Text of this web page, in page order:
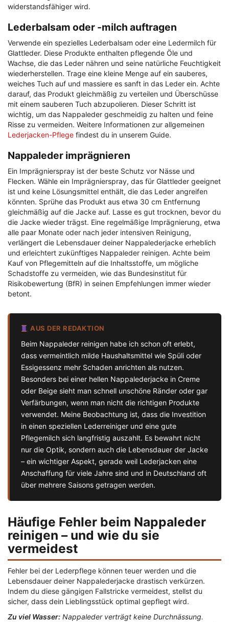
widerstandsfähiger wird.
Lederbalsam oder -milch auftragen
Verwende ein spezielles Lederbalsam oder eine Ledermilch für
Glattleder. Diese Produkte enthalten pflegende Öle und
Wachse, die das Leder nähren und seine natürliche Feuchtigkeit
wiederherstellen. Trage eine kleine Menge auf ein sauberes,
weiches Tuch auf und massiere es sanft in das Leder ein. Achte
darauf, das Produkt gleichmäßig zu verteilen und Überschüsse
mit einem sauberen Tuch abzupolieren. Dieser Schritt ist
wichtig, um das Nappaleder geschmeidig zu halten und feine
Risse zu vermeiden. Weitere Informationen zur allgemeinen
Lederjacken-Pflege findest du in unserem Guide.
Nappaleder imprägnieren
Ein Imprägnierspray ist der beste Schutz vor Nässe und
Flecken. Wähle ein Imprägnierspray, das für Glattleder geeignet
ist und keine Lösungsmittel enthält, die das Leder angreifen
könnten. Sprühe das Produkt aus etwa 30 cm Entfernung
gleichmäßig auf die Jacke auf. Lasse es gut trocknen, bevor du
die Jacke wieder trägst. Eine regelmäßige Imprägnierung, etwa
alle paar Monate oder nach jeder intensiven Reinigung,
verlängert die Lebensdauer deiner Nappalederjacke erheblich
und erleichtert zukünftiges Nappaleder reinigen. Achte beim
Kauf von Pflegemitteln auf die Inhaltsstoffe, um mögliche
Schadstoffe zu vermeiden, wie das Bundesinstitut für
Risikobewertung (BfR) in seinen Empfehlungen immer wieder
betont.
AUS DER REDAKTION
Beim Nappaleder reinigen habe ich schon oft erlebt,
dass vermeintlich milde Haushaltsmittel wie Spüli oder
Essigessenz mehr Schaden anrichten als nutzen.
Besonders bei einer hellen Nappalederjacke in Creme
oder Beige sieht man schnell unschöne Ränder oder gar
Verfärbungen, wenn man nicht die richtigen Produkte
verwendet. Meine Beobachtung ist, dass die Investition
in einen speziellen Lederreiniger und eine gute
Pflegemilch sich langfristig auszahlt. Es bewahrt nicht
nur die Optik, sondern auch die Lebensdauer der Jacke
– ein wichtiger Aspekt, gerade weil Lederjacken eine
Anschaffung für viele Jahre sind und in Deutschland oft
über mehrere Saisons getragen werden.
Häufige Fehler beim Nappaleder
reinigen – und wie du sie
vermeidest
Fehler bei der Lederpflege können teuer werden und die
Lebensdauer deiner Nappalederjacke drastisch verkürzen.
Indem du diese gängigen Fallstricke vermeidest, stellst du
sicher, dass dein Lieblingsstück optimal gepflegt wird.
Zu viel Wasser: Nappaleder verträgt keine Durchnässung.